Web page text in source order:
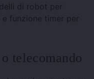
di robot per
funzione timer per
telecomando